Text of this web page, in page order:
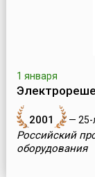
1 января
2001 — 25-
Российский
оборудования